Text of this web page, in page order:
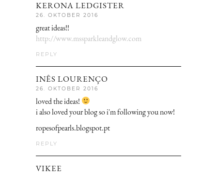
KERONA LEDGISTER
26. OKTOBER 2016
great ideas!!
http://www.mssparkleandglow.com
REPLY
INÊS LOURENÇO
26. OKTOBER 2016
loved the ideas!
i also loved your blog so i'm following you now!
ropesofpearls.blogspot.pt
REPLY
VIKEE